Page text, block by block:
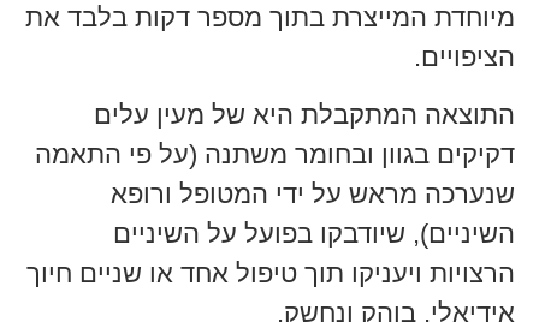
מיוחדת המייצרת בתוך מספר דקות בלבד את
הציפויים.
התוצאה המתקבלת היא של מעין עלים
דקיקים בגוון ובחומר משתנה (על פי התאמה
שנערכה מראש על ידי המטופל ורופא
השיניים), שיודבקו בפועל על השיניים
הרצויות ויעניקו תוך טיפול אחד או שניים חיוך
אידיאלי, בוהק ונחשק.